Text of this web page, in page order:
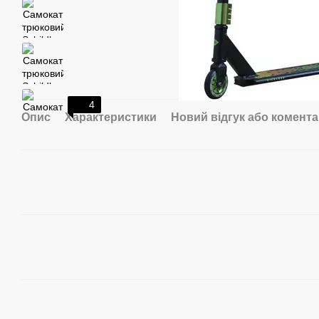
4
Опис Характеристики Новий відгук або